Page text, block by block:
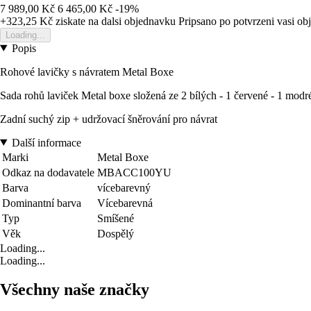
7 989,00 Kč 6 465,00 Kč -19%
+323,25 Kč ziskate na dalsi objednavku Pripsano po potvrzeni vasi
Loading...
Popis
Rohové lavičky s návratem Metal Boxe
Sada rohů laviček Metal boxe složená ze 2 bílých - 1 červené - 1
Zadní suchý zip + udržovací šněrování pro návrat
Další informace
Marki
Metal Boxe
Odkaz na dodavatele MBACC100YU
Barva
vícebarevný
Dominantní barva
Vícebarevná
Typ
Smíšené
Věk
Dospělý
Loading...
Loading...
Všechny naše značky